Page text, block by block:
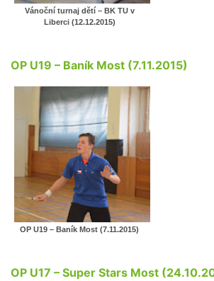
Vánoční turnaj dětí – BK TU v
Liberci (12.12.2015)
OP U19 – Baník Most (7.11.2015)
OP U19 – Baník Most (7.11.2015)
OP U17 – Super Stars Most